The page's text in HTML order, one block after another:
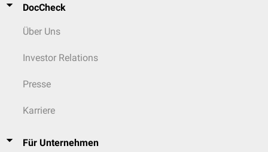
DocCheck
Über Uns
Investor Relations
Presse
Karriere
Für Unternehmen